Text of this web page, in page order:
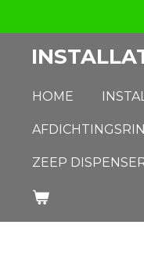
hoofdinhoud
HOME
ZEEP